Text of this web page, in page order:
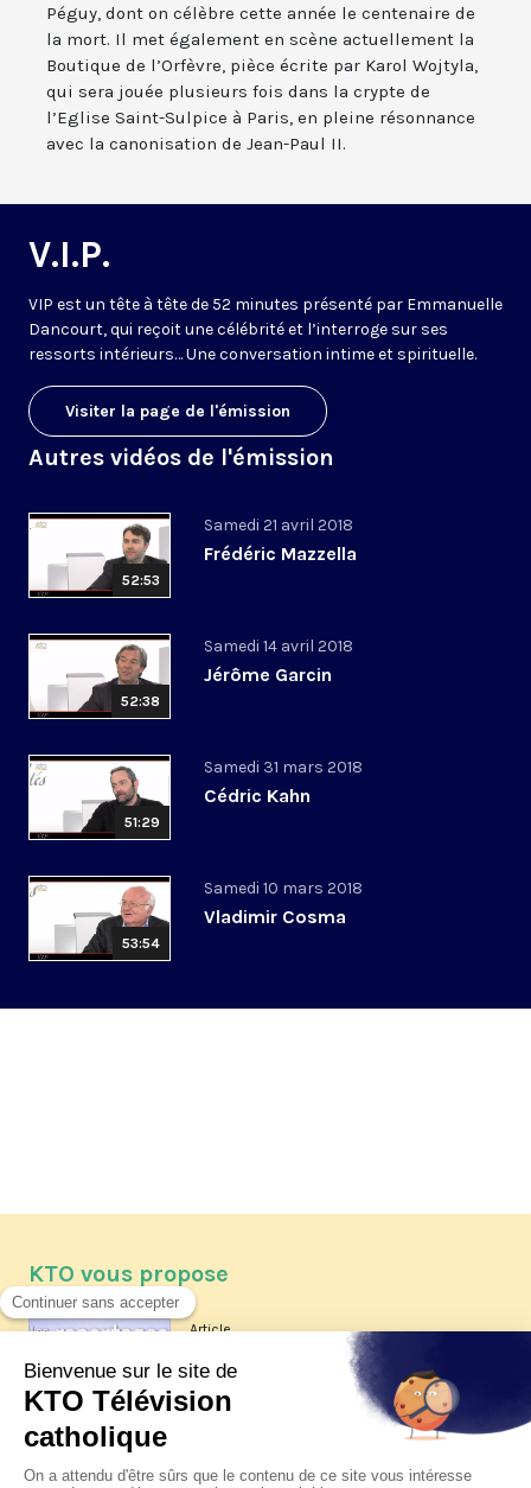
Péguy, dont on célèbre cette année le centenaire de
la mort. Il met également en scène actuellement la
Boutique de l’Orfèvre, pièce écrite par Karol Wojtyla,
qui sera jouée plusieurs fois dans la crypte de
l’Eglise Saint-Sulpice à Paris, en pleine résonnance
avec la canonisation de Jean-Paul II.
V.I.P.
VIP est un tête à tête de 52 minutes présenté par Emmanuelle
Dancourt, qui reçoit une célébrité et l’interroge sur ses
ressorts intérieurs… Une conversation intime et spirituelle.
Visiter la page de l'émission
Autres vidéos de l'émission
52:53
Samedi 21 avril 2018
Frédéric Mazzella
52:38
Samedi 14 avril 2018
Jérôme Garcin
51:29
Samedi 31 mars 2018
Cédric Kahn
53:54
Samedi 10 mars 2018
Vladimir Cosma
KTO vous propose
Article
Les reportages d'été 2026 de KTO
La visite pastorale du pape Léon
XIV à Assise à suivre sur KTO le